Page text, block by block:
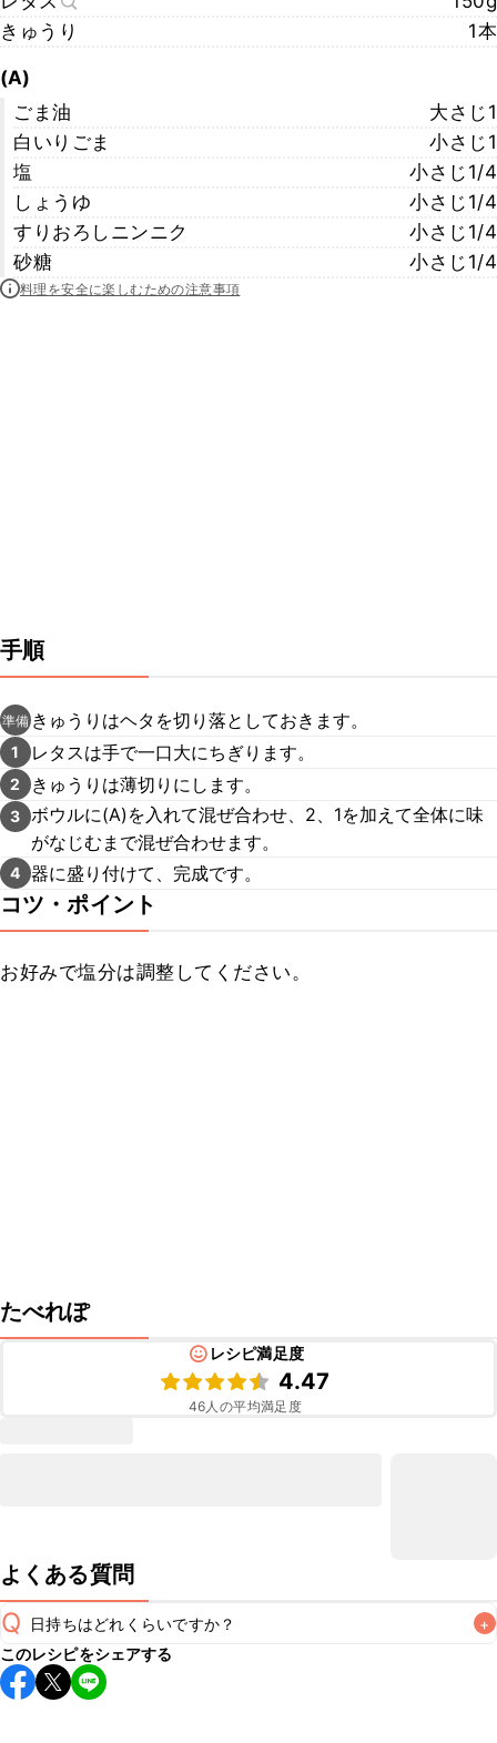
きゅうり
1本
(A)
ごま油
大さじ1
白いりごま
小さじ1
塩
小さじ1/4
しょうゆ
小さじ1/4
すりおろしニンニク
小さじ1/4
砂糖
小さじ1/4
料理を安全に楽しむための注意事項
手順
準備 きゅうりはヘタを切り落としておきます。
1 レタスは手で一口大にちぎります。
2 きゅうりは薄切りにします。
3 ボウルに(A)を入れて混ぜ合わせ、2、1を加えて全体に味
がなじむまで混ぜ合わせます。
4 器に盛り付けて、完成です。
コツ・ポイント
お好みで塩分は調整してください。
たべれぽ
レシピ満足度
4.47
46人の平均満足度
よくある質問
Q 日持ちはどれくらいですか？ +
保存期間は冷蔵で当日中が目安です。なるべくお早めにお召
し上がりください。
このレシピをシェアする